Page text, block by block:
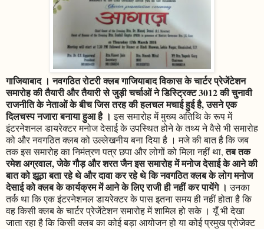
गाजियाबाद । नवगठित रोटरी क्लब गाजियाबाद विकास के चार्टर प्रेजेंटेशन
समारोह की तैयारी और तैयारी से जुड़ी चर्चाओं ने डिस्ट्रिक्ट 3012 की चुनावी
राजनीति के नेताओं के बीच जिस तरह की हलचल मचाई हुई है, उसने एक
दिलचस्प नजारा बनाया हुआ है ।इस समारोह में मुख्य अतिथि के रूप में
इंटरनेशनल डायरेक्टर मनोज देसाई के उपस्थित होने के तथ्य ने वैसे भी समारोह
को और नवगठित क्लब को उल्लेखनीय बना दिया है । मजे की बात है कि जब
तक इस समारोह का निमंत्रण पत्र छपा और लोगों को मिला नहीं था,तब तक
रमेश अग्रवाल, जेके गौड़ और शरत जैन इस समारोह में मनोज देसाई के आने की
बात को झूठा बता रहे थे और दावा कर रहे थे कि नवगठित क्लब के लोग मनोज
देसाई को क्लब के कार्यक्रम में आने के लिए राजी ही नहीं कर पायेंगे । उनका
तर्क था कि एक इंटरनेशनल डायरेक्टर के पास इतना समय ही नहीं होता है कि
वह किसी क्लब के चार्टर प्रेजेंटेशन समारोह में शामिल हो सके । यूँ भी देखा
जाता रहा है कि किसी क्लब का कोई बड़ा आयोजन हो या कोई प्रमुख प्रोजेक्ट